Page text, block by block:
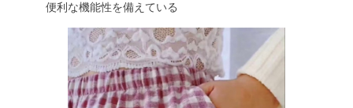
便利な機能性を備えている